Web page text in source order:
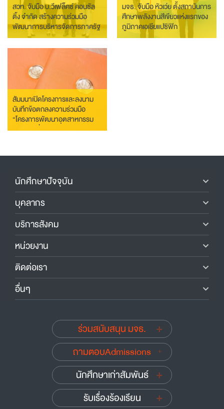
สวท. จับมือ บ.วีเฟล็คซ์ คอนซัล
ติ้ง จำกัด สร้างความร่วมมือ
พัฒนาการบริหารจัดการภาครัฐ
แบบบูรณาการให้กับองค์กรและ
บุคลากรทุกภาคส่วน
มจธ. จับมือ หัวเว่ย ตั้งสถาบันการ
ศึกษาพลังงานสีเขียวแห่งแรกของ
ภูมิภาคเอเชียแปซิฟิก
สัมมนาเปิดโครงการและลงนาม
บันทึกข้อตกลงความร่วมมือ
“โครงการพัฒนาอุตสาหกรรม
คาร์บอนต่ำ ตามแนวคิดเศรษฐกิจ
นักศึกษาปัจจุบัน
บุคลากร
บริการสังคม
หน่วยงาน
ติดต่อเรา
อื่นๆ
ร่วมสนับสนุน มจธ.
ถามตอบAdmissions
นักศึกษาเก่าสัมพันธ์
รับเรื่องร้องเรียน